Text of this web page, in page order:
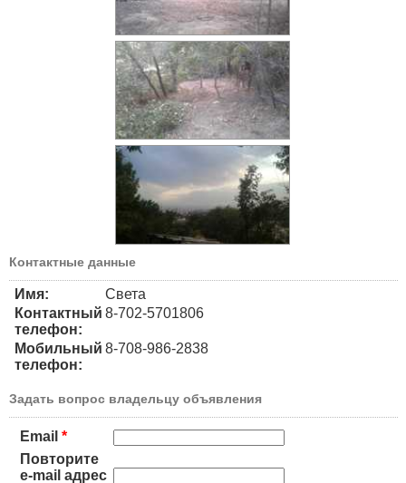
Контактные данные
Имя:
Света
Контактный
телефон:
8-702-5701806
Мобильный
телефон:
8-708-986-2838
Задать вопрос владельцу объявления
Email *
Повторите
e-mail адрес